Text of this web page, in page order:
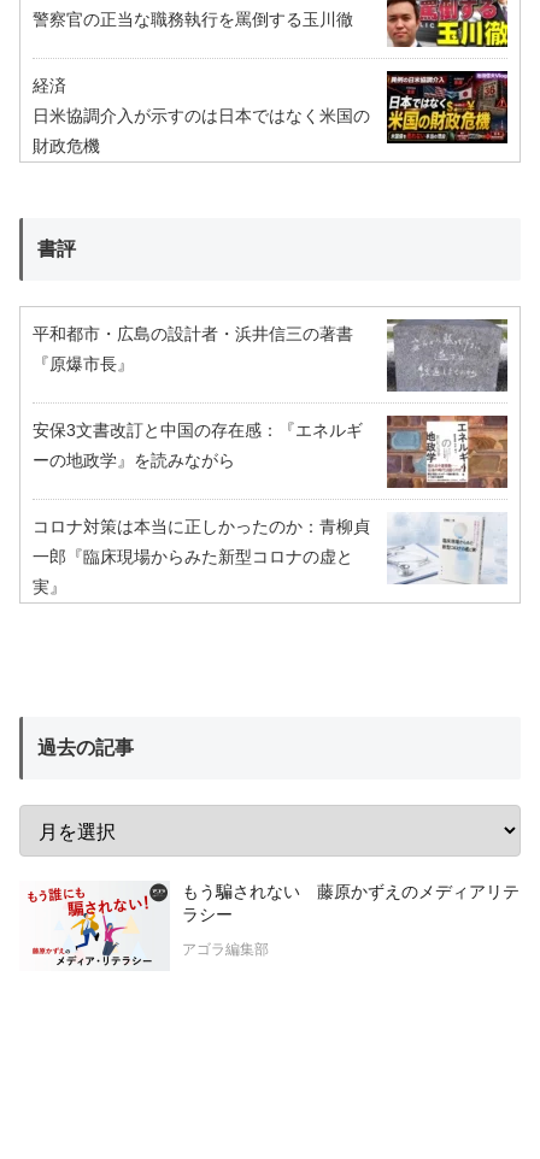
警察官の正当な職務執行を罵倒する玉川徹
経済
日米協調介入が示すのは日本ではなく米国の
財政危機
書評
平和都市・広島の設計者・浜井信三の著書
『原爆市長』
安保3文書改訂と中国の存在感：『エネルギ
ーの地政学』を読みながら
コロナ対策は本当に正しかったのか：青柳貞
一郎『臨床現場からみた新型コロナの虚と
実』
過去の記事
もう騙されない 藤原かずえのメディアリテ
ラシー
アゴラ編集部